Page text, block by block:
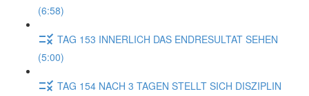
(6:58)
TAG 153 INNERLICH DAS ENDRESULTAT SEHEN
(5:00)
TAG 154 NACH 3 TAGEN STELLT SICH DISZIPLIN